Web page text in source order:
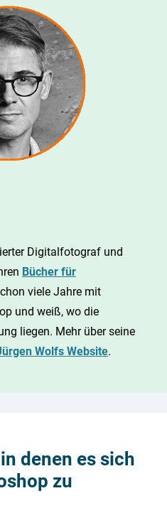
Digitalfotograf und
Bücher für
viele Jahre mit
und weiß, wo die
liegen. Mehr über seine
Wolfs Website.
denen es sich
zu